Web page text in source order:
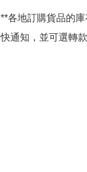
**各地訂購貨品的
快通知，並可選轉